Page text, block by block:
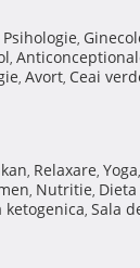
Psihologie,
,
, Avort, Ceai
, Relaxare, Yoga,
, Nutritie,
ketogenica, Sala